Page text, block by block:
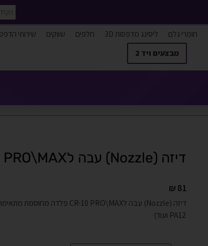
חומרי גלם ליסינג מדפסות 3D חלפים שווקים
שירותי
מבצעים ויד 2
דיזה (Nozzle) עבה לCR-10 PRO\MAX פלדה מחוסמת
₪ 81
PA12 ועוד)